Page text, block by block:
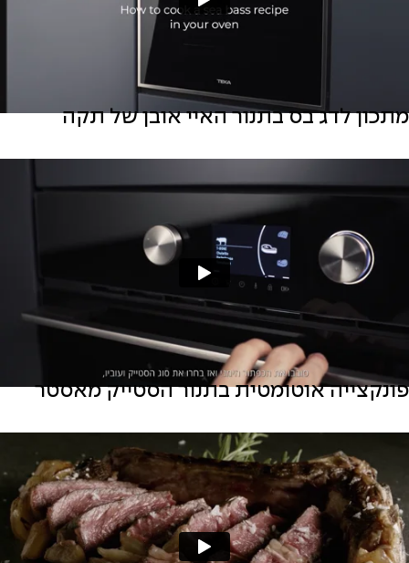
מתכון לדג בס בתנור האיי אובן של תקה
פונקצייה אוטומטית בתנור הסטייק מאסטר